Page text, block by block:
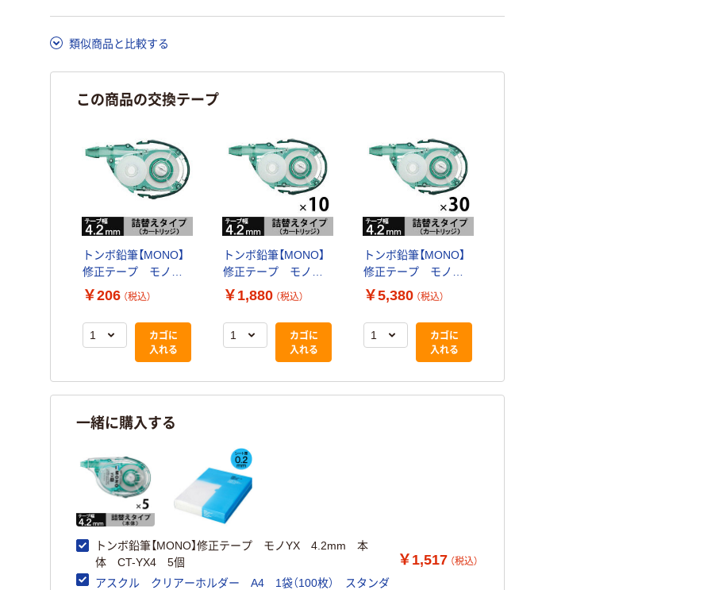
類似商品と比較する
この商品の交換テープ
トンボ鉛筆【MONO】
修正テープ モノ
YX 4.2mm 詰め替
えカートリッジ CT-
YR4 1個
￥206 （税込）
カゴに
入れる
トンボ鉛筆【MONO】
修正テープ モノ
YX 4.2mm 詰め替
えカートリッジ CT-
YR4 10個
￥1,880 （税込）
カゴに
入れる
トンボ鉛筆【MONO】
修正テープ モノ
YX 4.2mm 詰め替
えカートリッジ CT-
YR4 30個
￥5,380 （税込）
カゴに
入れる
一緒に購入する
トンボ鉛筆【MONO】修正テープ モノYX 4.2mm 本
体 CT-YX4 5個
￥1,517 （税込）
アスクル クリアーホルダー A4 1袋（100枚） スタンダ